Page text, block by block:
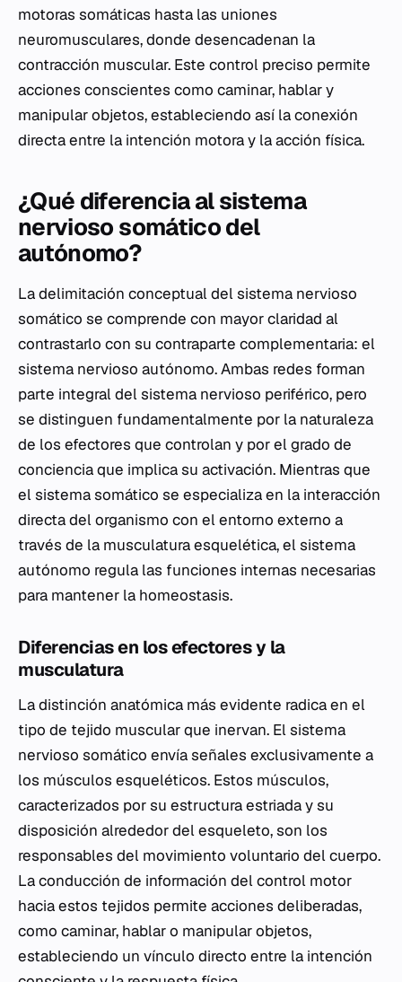
motoras somáticas hasta las uniones
neuromusculares, donde desencadenan la
contracción muscular. Este control preciso permite
acciones conscientes como caminar, hablar y
manipular objetos, estableciendo así la conexión
directa entre la intención motora y la acción física.
¿Qué diferencia al sistema
nervioso somático del
autónomo?
La delimitación conceptual del sistema nervioso
somático se comprende con mayor claridad al
contrastarlo con su contraparte complementaria: el
sistema nervioso autónomo. Ambas redes forman
parte integral del sistema nervioso periférico, pero
se distinguen fundamentalmente por la naturaleza
de los efectores que controlan y por el grado de
conciencia que implica su activación. Mientras que
el sistema somático se especializa en la interacción
directa del organismo con el entorno externo a
través de la musculatura esquelética, el sistema
autónomo regula las funciones internas necesarias
para mantener la homeostasis.
Diferencias en los efectores y la
musculatura
La distinción anatómica más evidente radica en el
tipo de tejido muscular que inervan. El sistema
nervioso somático envía señales exclusivamente a
los músculos esqueléticos. Estos músculos,
caracterizados por su estructura estriada y su
disposición alrededor del esqueleto, son los
responsables del movimiento voluntario del cuerpo.
La conducción de información del control motor
hacia estos tejidos permite acciones deliberadas,
como caminar, hablar o manipular objetos,
estableciendo un vínculo directo entre la intención